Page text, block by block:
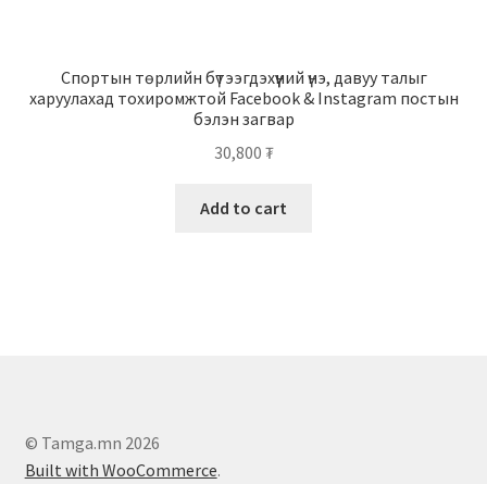
Спортын төрлийн бүтээгдэхүүний үнэ, давуу талыг
харуулахад тохиромжтой Facebook & Instagram постын
бэлэн загвар
30,800 ₮
Add to cart
© Tamga.mn 2026
Built with WooCommerce.